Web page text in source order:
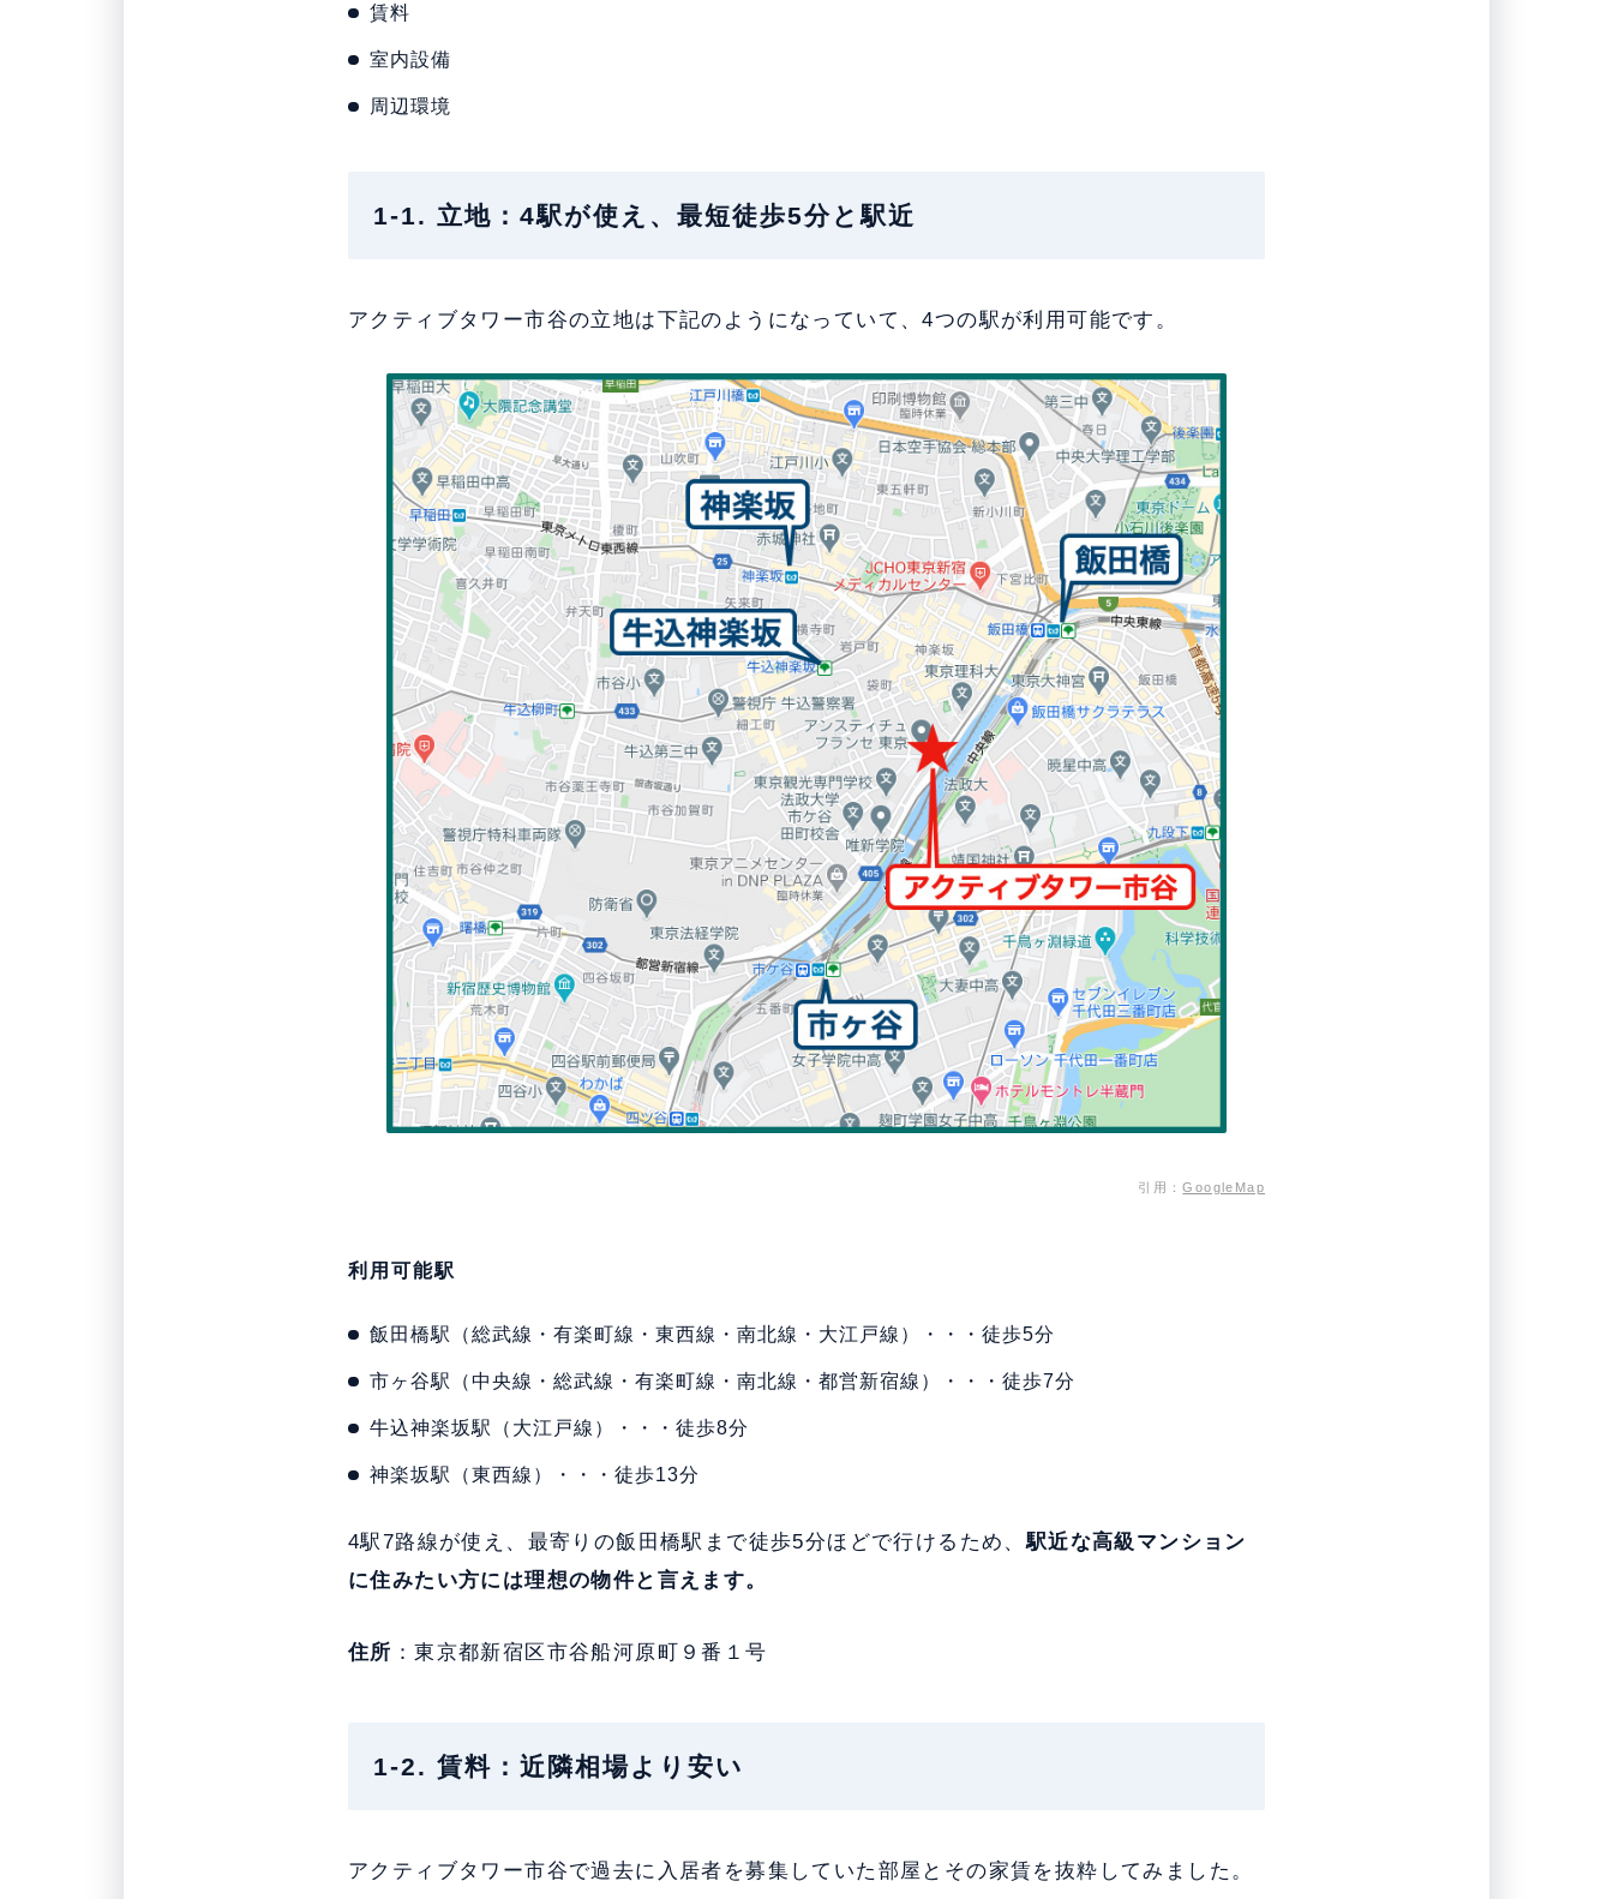
賃料
室内設備
周辺環境
1-1. 立地：4駅が使え、最短徒歩5分と駅近
アクティブタワー市谷の立地は下記のようになっていて、4つの駅が利用可能です。
引用：GoogleMap
利用可能駅
飯田橋駅（総武線・有楽町線・東西線・南北線・大江戸線）・・・徒歩5分
市ヶ谷駅（中央線・総武線・有楽町線・南北線・都営新宿線）・・・徒歩7分
牛込神楽坂駅（大江戸線）・・・徒歩8分
神楽坂駅（東西線）・・・徒歩13分
4駅7路線が使え、最寄りの飯田橋駅まで徒歩5分ほどで行けるため、駅近な高級マンション
に住みたい方には理想の物件と言えます。
住所 ：東京都新宿区市谷船河原町９番１号
1-2. 賃料：近隣相場より安い
アクティブタワー市谷で過去に入居者を募集していた部屋とその家賃を抜粋してみました。